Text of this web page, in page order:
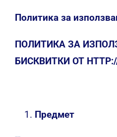
Политика за
ПОЛИТИКА ЗА
БИСКВИТКИ OT
Предмет